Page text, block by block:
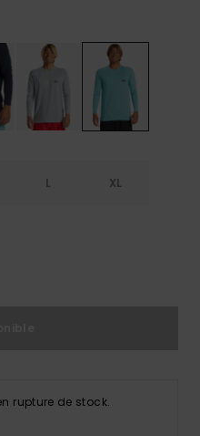
L XL
rupture de stock.